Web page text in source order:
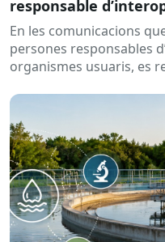
responsable
En les comunicacions
persones responsables
organismes usuaris, es